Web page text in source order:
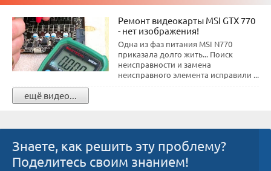
Ремонт видеокарты MSI GTX 770
- нет изображения!
Одна из фаз питания MSI N770
приказала долго жить... Поиск
неисправности и замена
неисправного элемента исправили ...
ещё видео...
Знаете, как решить эту проблему?
Поделитесь своим знанием!